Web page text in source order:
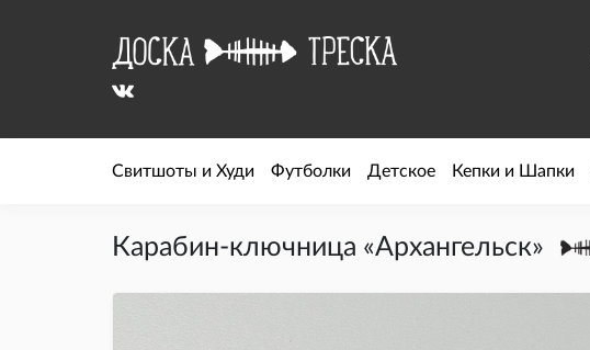
Свитшоты и Худи Футболки Детское Кепки и Шапки
Карабин-ключница «Архангельск»